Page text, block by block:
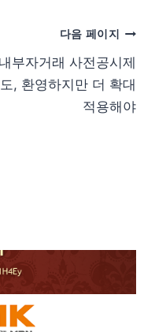
다음 페이지
내부자거래 사전공시제
도, 환영하지만 더 확대
적용해야